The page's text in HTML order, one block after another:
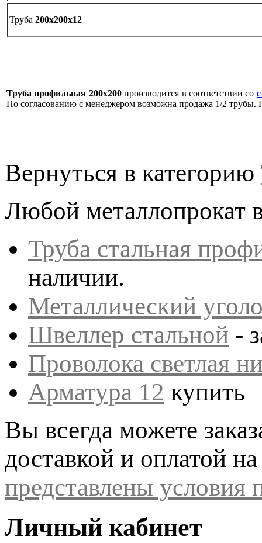
Труба 200х200х12
Труба профильная 200х200производится в соответствии со
По согласованию с менеджером возможна продажа 1/2 трубы.
Вернуться в категорию
Любой металлопрокат
Труба стальная
наличии.
Металлический
Швеллер стальной -
Проволока светлая
Арматура 12 купить
Вы всегда можете
доставкой и оплатой
представлены условия
Личный кабинет